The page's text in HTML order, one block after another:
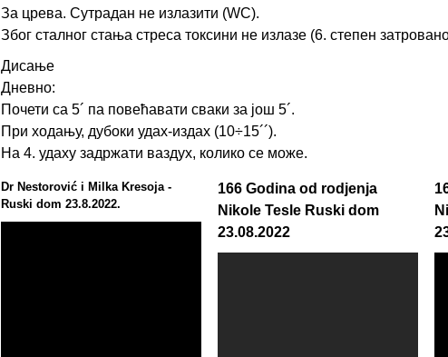
За црева. Сутрадан не излазити (WC).
Због сталног стања стреса токсини не излазе (6. степен
Дисање
Дневно:
Почети са 5´ па повећавати сваки за још 5´.
При ходању, дубоки удах-издах (10÷15´´).
На 4. удаху задржати ваздух, колико се може.
Dr Nestorović i Milka Kresoja -
Ruski dom 23.8.2022.
166 Godina od rodjenja
Nikole Tesle Ruski dom
23.08.2022